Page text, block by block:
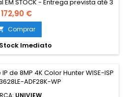
STOCK - Entrega prevista até 3
António Fernandes Ferreira
encomenda - chegada até 3 dias
Rotativa de gama profissional
e painel solar com suporte para
cartão de...
172,90 €
Comprar
Imediato
UNIVIEW